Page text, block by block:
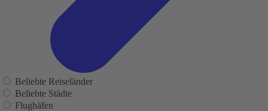
Beliebte Reiseländer
Beliebte Städte
Flughäfen